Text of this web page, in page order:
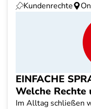
Kundenrechte
EINFACHE
Welche Rechte
Im Alltag schließen